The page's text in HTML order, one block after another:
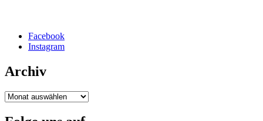
Facebook
Instagram
Archiv
Archiv